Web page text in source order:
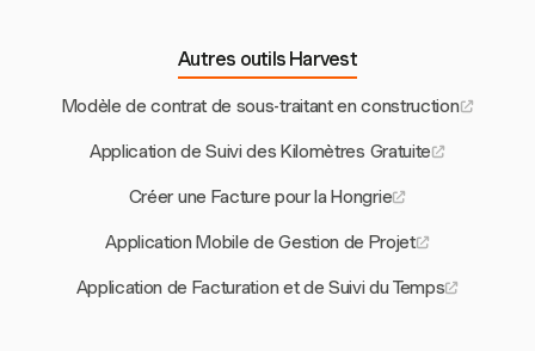
Autres outils Harvest
Modèle de contrat de sous-traitant en construction
Application de Suivi des Kilomètres Gratuite
Créer une Facture pour la Hongrie
Application Mobile de Gestion de Projet
Application de Facturation et de Suivi du Temps